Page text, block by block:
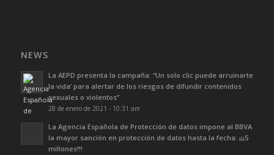
NEWS
La AEPD presenta la campaña: “Un solo clic puede arruinarte
la vida’ para alertar de los riesgos de difundir contenidos
sexuales o violentos”
28 de enero de 2021 - 10:31 am
La Agencia Española de Protección de datos impone al BBVA
la mayor sanción en protección de datos hasta la fecha: ¡¡¡5
millones!!!